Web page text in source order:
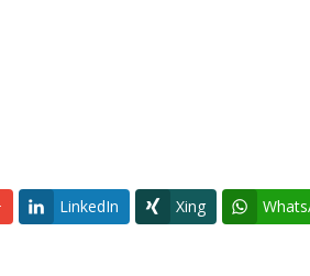
LinkedIn Xing